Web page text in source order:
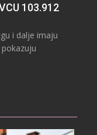
103.912
i dalje imaju